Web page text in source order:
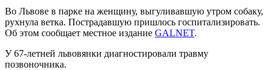
Во Львове в парке на женщину, выгуливавшую утром собаку,
рухнула ветка. Пострадавшую пришлось госпитализировать.
Об этом сообщает местное издание GALNET.
У 67-летней львовянки диагностировали травму
позвоночника.